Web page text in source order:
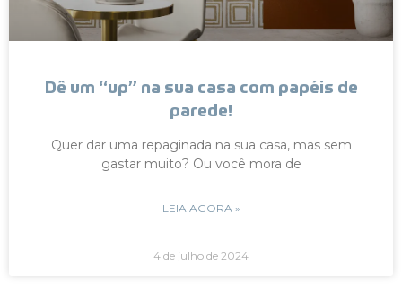
Dê um “up” na sua casa com papéis de
parede!
Quer dar uma repaginada na sua casa, mas sem
gastar muito? Ou você mora de
LEIA AGORA »
4 de julho de 2024